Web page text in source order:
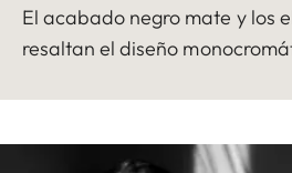
El acabado negro mate y los
resaltan el diseño